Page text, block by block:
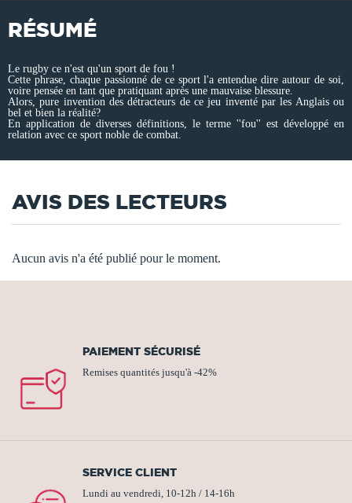
RÉSUMÉ
Le rugby ce n'est qu'un sport de fou !
Cette phrase, chaque passionné de ce sport l'a entendue dire autour de soi,
voire pensée en tant que pratiquant après une mauvaise blessure.
Alors, pure invention des détracteurs de ce jeu inventé par les Anglais ou
bel et bien la réalité?
En application de diverses définitions, le terme ''fou'' est développé en
relation avec ce sport noble de combat.
AVIS DES LECTEURS
Aucun avis n'a été publié pour le moment.
PAIEMENT SÉCURISÉ
Remises quantités jusqu'à -42%
SERVICE CLIENT
Lundi au vendredi, 10-12h / 14-16h